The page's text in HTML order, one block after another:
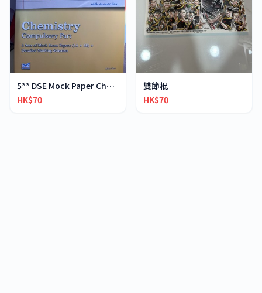
5** DSE Mock Paper Chemistry
HK$70
雙節棍
HK$70